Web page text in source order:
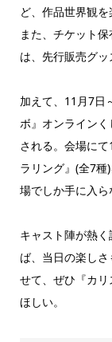
ど、作品世界観
また、チケット
は、先行販売グッ
加えて、11月7日
ボ』オンライン
される。会場に
ラリング』(全7
場でしか手に入ら
キャスト陣が熱
ば、当日の楽し
せて、ぜひ『カ
ほしい。